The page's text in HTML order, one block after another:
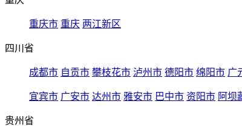
重庆市 重庆 两江新区
四川省
成都市 自贡市 攀枝花市 泸州市 德阳市 绵阳市 广
宜宾市 广安市 达州市 雅安市 巴中市 资阳市 阿坝
贵州省